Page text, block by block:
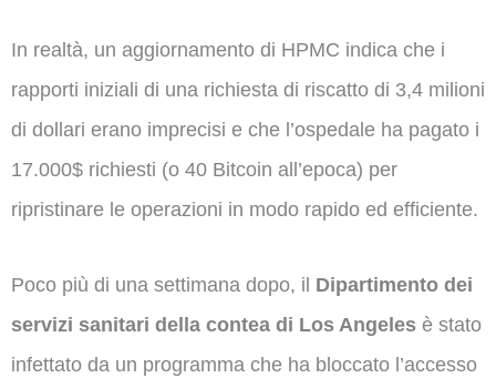
In realtà, un aggiornamento di HPMC indica che i
rapporti iniziali di una richiesta di riscatto di 3,4 milioni
di dollari erano imprecisi e che l’ospedale ha pagato i
17.000$ richiesti (o 40 Bitcoin all’epoca) per
ripristinare le operazioni in modo rapido ed efficiente.
Poco più di una settimana dopo, il Dipartimento dei
servizi sanitari della contea di Los Angeles è stato
infettato da un programma che ha bloccato l’accesso